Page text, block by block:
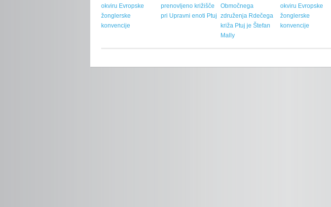
okviru Evropske
žonglerske
konvencije
prenovljeno križišče
pri Upravni enoti Ptuj
Območnega
združenja Rdečega
križa Ptuj je Štefan
Mally
okviru Evropske
žonglerske
konvencije